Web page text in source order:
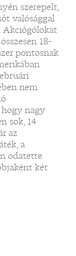
szerepelt,
valósággal
Akciógólokat
18-
pontosnak
nem
nagy
sok, 14
az
a
odatette
két